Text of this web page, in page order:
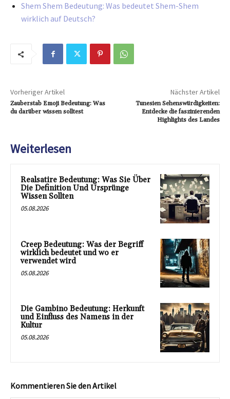
Shem Shem Bedeutung: Was bedeutet Shem-Shem
wirklich auf Deutsch?
Vorheriger Artikel
Zauberstab Emoji Bedeutung: Was
du darüber wissen solltest
Nächster Artikel
Tunesien Sehenswürdigkeiten:
Entdecke die faszinierenden
Highlights des Landes
Weiterlesen
Realsatire Bedeutung: Was Sie Über
Die Definition Und Ursprünge
Wissen Sollten
05.08.2026
Creep Bedeutung: Was der Begriff
wirklich bedeutet und wo er
verwendet wird
05.08.2026
Die Gambino Bedeutung: Herkunft
und Einfluss des Namens in der
Kultur
05.08.2026
Kommentieren Sie den Artikel